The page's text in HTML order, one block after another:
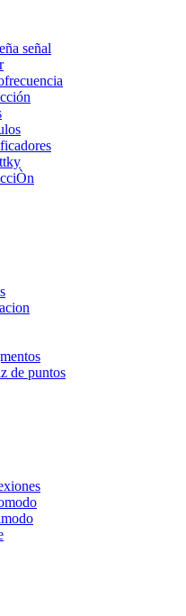
señal
de puntos